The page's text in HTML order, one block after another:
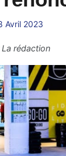
Avril 2023
La rédaction